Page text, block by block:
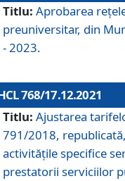
Titlu: Aprobarea
preuniversitar, din
- 2023.
768/17.12.2021
Titlu: Ajustarea
791/2018,
activităţile specifice
prestatorii serviciilor